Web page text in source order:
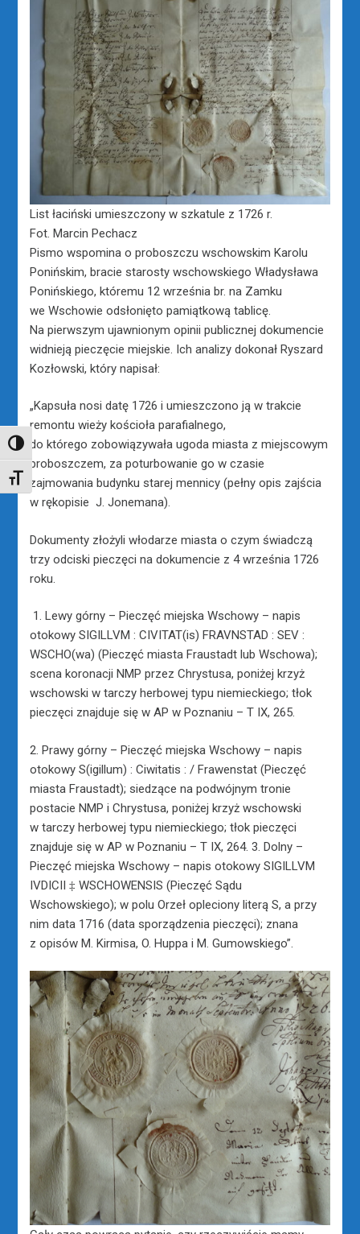
TOGGLE HIGH CONTRAST
TOGGLE FONT SIZE
List łaciński umieszczony w szkatule z 1726 r.
Fot. Marcin Pechacz
Pismo wspomina o proboszczu wschowskim Karolu
Ponińskim, bracie starosty wschowskiego Władysława
Ponińskiego, któremu 12 września br. na Zamku
we Wschowie odsłonięto pamiątkową tablicę.
Na pierwszym ujawnionym opinii publicznej dokumencie
widnieją pieczęcie miejskie. Ich analizy dokonał Ryszard
Kozłowski, który napisał:
„Kapsuła nosi datę 1726 i umieszczono ją w trakcie
remontu wieży kościoła parafialnego,
do którego zobowiązywała ugoda miasta z miejscowym
proboszczem, za poturbowanie go w czasie
zajmowania budynku starej mennicy (pełny opis zajścia
w rękopisie J. Jonemana).
Dokumenty złożyli włodarze miasta o czym świadczą
trzy odciski pieczęci na dokumencie z 4 września 1726
roku.
1. Lewy górny – Pieczęć miejska Wschowy – napis
otokowy SIGILLVM : CIVITAT(is) FRAVNSTAD : SEV :
WSCHO(wa) (Pieczęć miasta Fraustadt lub Wschowa);
scena koronacji NMP przez Chrystusa, poniżej krzyż
wschowski w tarczy herbowej typu niemieckiego; tłok
pieczęci znajduje się w AP w Poznaniu – T IX, 265.
2. Prawy górny – Pieczęć miejska Wschowy – napis
otokowy S(igillum) : Ciwitatis : / Frawenstat (Pieczęć
miasta Fraustadt); siedzące na podwójnym tronie
postacie NMP i Chrystusa, poniżej krzyż wschowski
w tarczy herbowej typu niemieckiego; tłok pieczęci
znajduje się w AP w Poznaniu – T IX, 264. 3. Dolny –
Pieczęć miejska Wschowy – napis otokowy SIGILLVM
IVDICII ‡ WSCHOWENSIS (Pieczęć Sądu
Wschowskiego); w polu Orzeł opleciony literą S, a przy
nim data 1716 (data sporządzenia pieczęci); znana
z opisów M. Kirmisa, O. Huppa i M. Gumowskiego”.